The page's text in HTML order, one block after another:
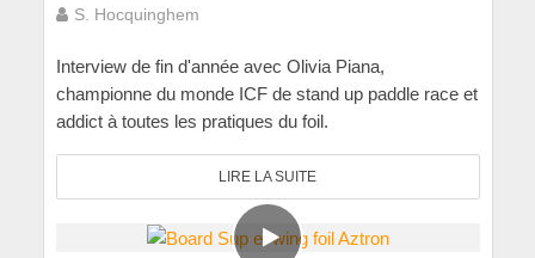
S. Hocquinghem
Interview de fin d'année avec Olivia Piana,
championne du monde ICF de stand up paddle race et
addict à toutes les pratiques du foil.
LIRE LA SUITE